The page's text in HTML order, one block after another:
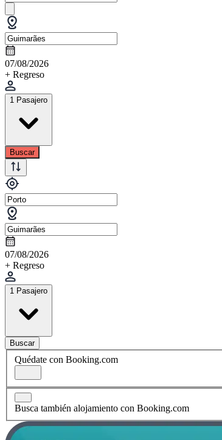
07/08/2026
+ Regreso
1 Pasajero
Buscar
07/08/2026
+ Regreso
1 Pasajero
Buscar
Quédate con Booking.com
Busca también alojamiento con Booking.com